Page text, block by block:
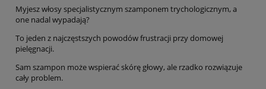
Myjesz włosy specjalistycznym szamponem trychologicznym, a
one nadal wypadają?
To jeden z najczęstszych powodów frustracji przy domowej
pielęgnacji.
Sam szampon może wspierać skórę głowy, ale rzadko rozwiązuje
cały problem.